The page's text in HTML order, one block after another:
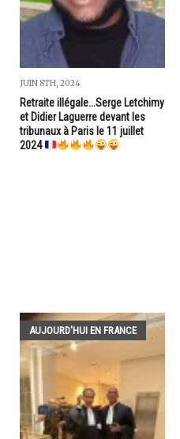
JUIN 8TH, 2024
Retraite illégale...Serge Letchimy
et Didier Laguerre devant les
tribunaux à Paris le 11 juillet
2024
AUJOURD'HUI EN FRANCE